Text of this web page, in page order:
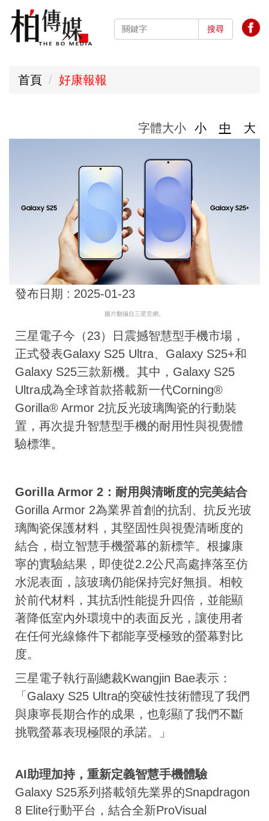
跳
到
搜尋
首頁 好康報報
字體大小 小 中 大
發布日期 : 2025-01-23
圖片翻攝自三星官網。
三星電子今（23）日震撼智慧型手機市場，
正式發表Galaxy S25 Ultra、Galaxy S25+和
Galaxy S25三款新機。其中，Galaxy S25
Ultra成為全球首款搭載新一代Corning®
Gorilla® Armor 2抗反光玻璃陶瓷的行動裝
置，再次提升智慧型手機的耐用性與視覺體
驗標準。
Gorilla Armor 2：耐用與清晰度的完美結合
Gorilla Armor 2為業界首創的抗刮、抗反光玻
璃陶瓷保護材料，其堅固性與視覺清晰度的
結合，樹立智慧手機螢幕的新標竿。根據康
寧的實驗結果，即使從2.2公尺高處摔落至仿
水泥表面，該玻璃仍能保持完好無損。相較
於前代材料，其抗刮性能提升四倍，並能顯
著降低室內外環境中的表面反光，讓使用者
在任何光線條件下都能享受極致的螢幕對比
度。
三星電子執行副總裁Kwangjin Bae表示：
「Galaxy S25 Ultra的突破性技術體現了我們
與康寧長期合作的成果，也彰顯了我們不斷
挑戰螢幕表現極限的承諾。」
AI助理加持，重新定義智慧手機體驗
Galaxy S25系列搭載領先業界的Snapdragon
8 Elite行動平台，結合全新ProVisual